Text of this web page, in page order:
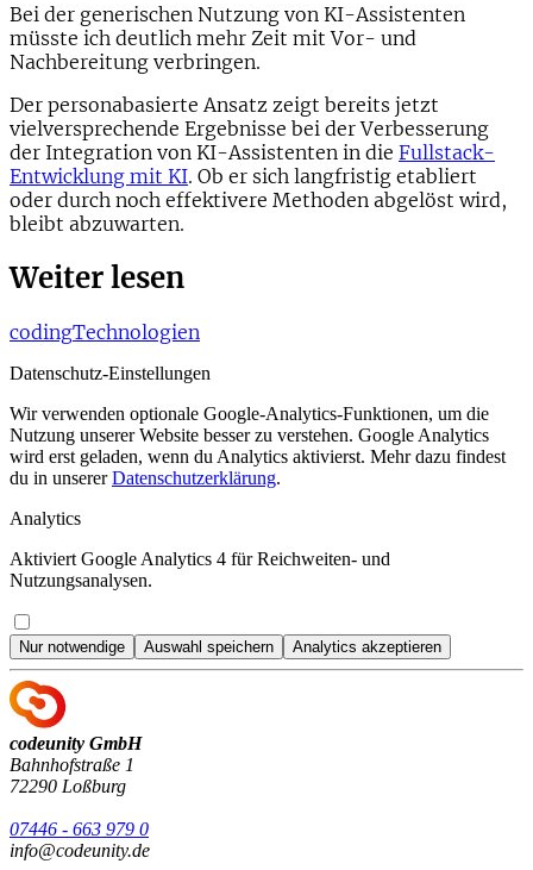
Bei der generischen Nutzung von KI-Assistenten
müsste ich deutlich mehr Zeit mit Vor- und
Nachbereitung verbringen.
Der personabasierte Ansatz zeigt bereits jetzt
vielversprechende Ergebnisse bei der Verbesserung
der Integration von KI-Assistenten in die Fullstack-
Entwicklung mit KI. Ob er sich langfristig etabliert
oder durch noch effektivere Methoden abgelöst wird,
bleibt abzuwarten.
Weiter lesen
codingTechnologien
Datenschutz-Einstellungen
Wir verwenden optionale Google-Analytics-Funktionen, um die
Nutzung unserer Website besser zu verstehen. Google Analytics
wird erst geladen, wenn du Analytics aktivierst. Mehr dazu findest
du in unserer Datenschutzerklärung.
Analytics
Aktiviert Google Analytics 4 für Reichweiten- und
Nutzungsanalysen.
Nur notwendige Auswahl speichern Analytics akzeptieren
codeunity GmbH
Bahnhofstraße 1
72290 Loßburg
07446 - 663 979 0
info@codeunity.de